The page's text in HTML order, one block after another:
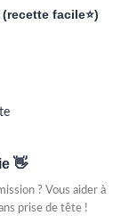
facile⭐)
👋
? Vous aider à
prise de tête !